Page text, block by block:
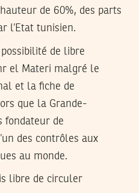
de 60%, des parts
l’Etat tunisien.
de libre
el Materi malgré le
et la fiche de
que la Grande-
fondateur de
des contrôles aux
au monde.
libre de circuler